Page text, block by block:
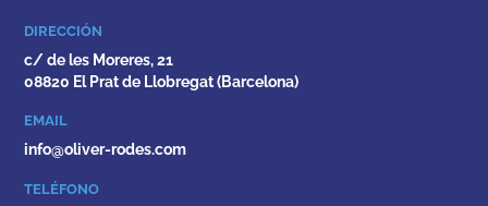
DIRECCIÓN
c/ de les Moreres, 21
08820 El Prat de Llobregat (Barcelona)
EMAIL
info@oliver-rodes.com
TELÉFONO